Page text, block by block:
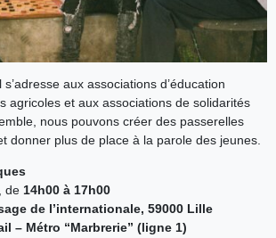
aux associations d’éducation
agricoles et aux associations de solidarités
nous pouvons créer des passerelles
donner plus de place à la parole des jeunes.
de 14h00 à 17h00
de l’internationale, 59000 Lille
– Métro “Marbrerie” (ligne 1)